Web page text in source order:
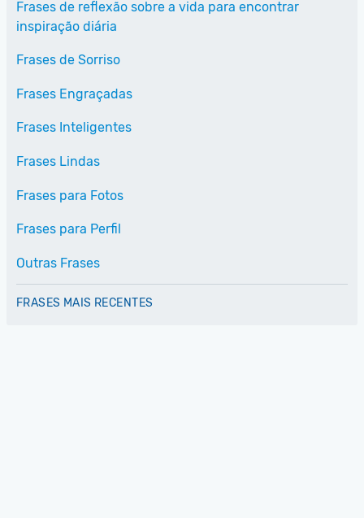
Frases de reflexão sobre a vida para encontrar
inspiração diária
Frases de Sorriso
Frases Engraçadas
Frases Inteligentes
Frases Lindas
Frases para Fotos
Frases para Perfil
Outras Frases
FRASES MAIS RECENTES